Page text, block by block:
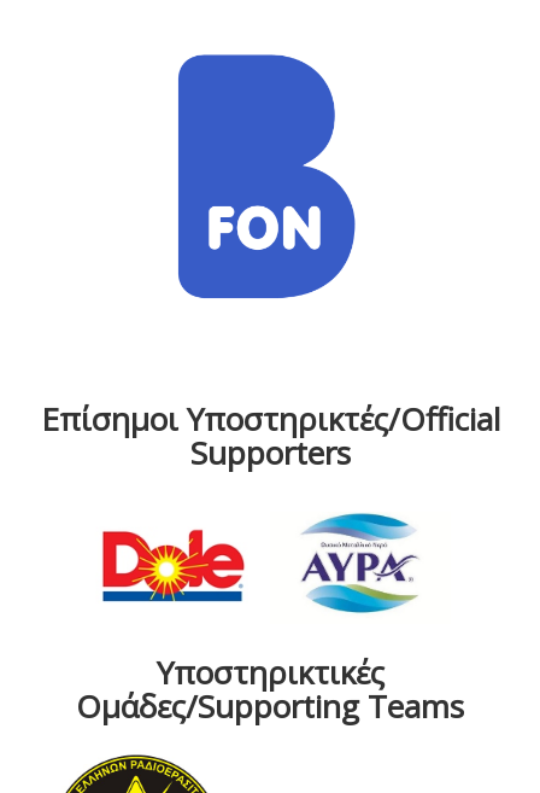
Επίσημοι Υποστηρικτές/Official
Supporters
Υποστηρικτικές
Ομάδες/Supporting Teams